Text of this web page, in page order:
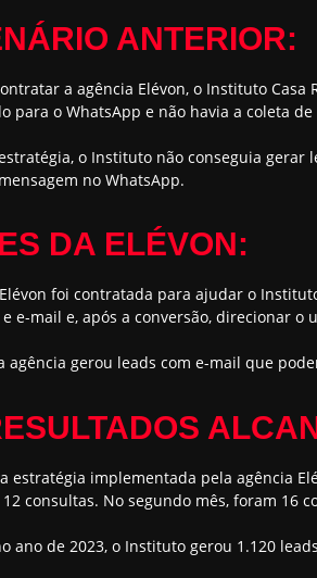
ANTERIOR:
a agência Elévon, o Instituto
para o WhatsApp e não havia a coleta de
o Instituto não conseguia
no WhatsApp.
DA ELÉVON:
foi contratada para ajudar o
e-mail e, após a conversão, direcionar o
agência gerou leads com e-mail que
estratégia implementada pela agência
consultas. No segundo mês, foram 16
ano de 2023, o Instituto gerou 1.120